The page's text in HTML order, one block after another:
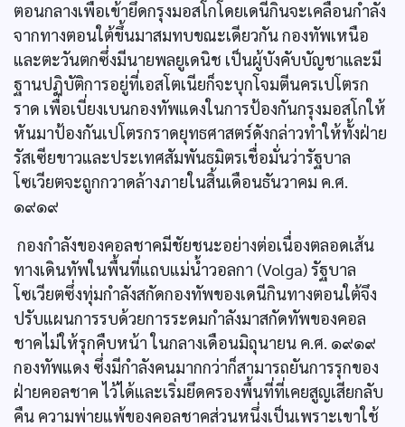
ตอนกลางเพื่อเข้ายึดกรุงมอสโกโดยเดนีกินจะเคลื่อนกำลัง
จากทางตอนใต้ขึ้นมาสมทบขณะเดียวกัน กองทัพเหนือ
และตะวันตกซึ่งมีนายพลยูเดนิช เป็นผู้บังคับบัญชาและมี
ฐานปฏิบัติการอยู่ที่เอสโตเนียก็จะบุกโจมตีนครเปโตรก
ราด เพื่อเบี่ยงเบนกองทัพแดงในการป้องกันกรุงมอสโกให้
หันมาป้องกันเปโตรกราดยุทธศาสตร์ดังกล่าวทำให้ทั้งฝ่าย
รัสเซียขาวและประเทศสัมพันธมิตรเชื่อมั่นว่ารัฐบาล
โซเวียตจะถูกกวาดล้างภายในสิ้นเดือนธันวาคม ค.ศ.
๑๙๑๙
กองกำลังของคอลชาคมีชัยชนะอย่างต่อเนื่องตลอดเส้น
ทางเดินทัพในพื้นที่แถบแม่นํ้าวอลกา (Volga) รัฐบาล
โซเวียตซึ่งทุ่มกำลังสกัดกองทัพของเดนีกินทางตอนใต้จึง
ปรับแผนการรบด้วยการระดมกำลังมาสกัดทัพของคอล
ชาคไม่ให้รุกคืบหน้า ในกลางเดือนมิถุนายน ค.ศ. ๑๙๑๙
กองทัพแดง ซึ่งมีกำลังคนมากกว่าก็สามารถยันการรุกของ
ฝ่ายคอลชาค ไว้ได้และเริ่มยึดครองพื้นที่ที่เคยสูญเสียกลับ
คืน ความพ่ายแพ้ของคอลชาคส่วนหนึ่งเป็นเพราะเขาใช้